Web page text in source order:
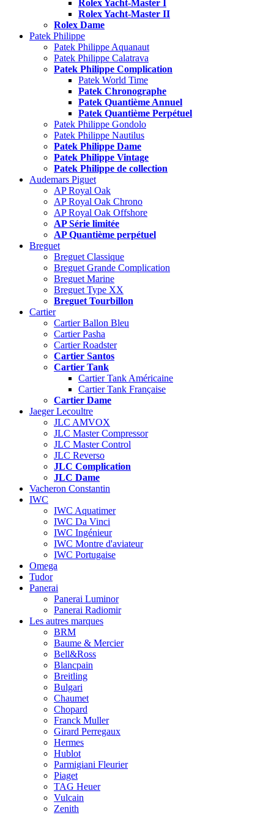
Rolex Yacht-Master I
Rolex Yacht-Master II
Rolex Dame
Patek Philippe
Patek Philippe Aquanaut
Patek Philippe Calatrava
Patek Philippe Complication
Patek World Time
Patek Chronographe
Patek Quantième Annuel
Patek Quantième Perpétuel
Patek Philippe Gondolo
Patek Philippe Nautilus
Patek Philippe Dame
Patek Philippe Vintage
Patek Philippe de collection
Audemars Piguet
AP Royal Oak
AP Royal Oak Chrono
AP Royal Oak Offshore
AP Série limitée
AP Quantième perpétuel
Breguet
Breguet Classique
Breguet Grande Complication
Breguet Marine
Breguet Type XX
Breguet Tourbillon
Cartier
Cartier Ballon Bleu
Cartier Pasha
Cartier Roadster
Cartier Santos
Cartier Tank
Cartier Tank Américaine
Cartier Tank Française
Cartier Dame
Jaeger Lecoultre
JLC AMVOX
JLC Master Compressor
JLC Master Control
JLC Reverso
JLC Complication
JLC Dame
Vacheron Constantin
IWC
IWC Aquatimer
IWC Da Vinci
IWC Ingénieur
IWC Montre d'aviateur
IWC Portugaise
Omega
Tudor
Panerai
Panerai Luminor
Panerai Radiomir
Les autres marques
BRM
Baume & Mercier
Bell&Ross
Blancpain
Breitling
Bulgari
Chaumet
Chopard
Franck Muller
Girard Perregaux
Hermes
Hublot
Parmigiani Fleurier
Piaget
TAG Heuer
Vulcain
Zenith